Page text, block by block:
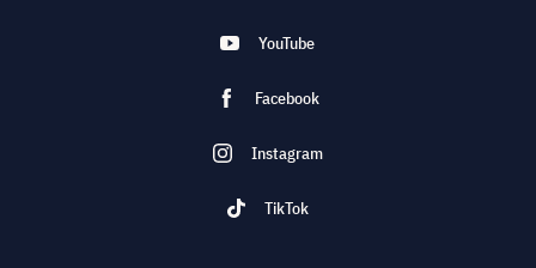
YouTube
Facebook
Instagram
TikTok